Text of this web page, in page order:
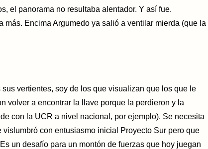
el panorama no resultaba alentador. Y así fue.
más. Encima Argumedo ya salió a ventilar mierda (que la
vertientes, soy de los que visualizan que los que le
volver a encontrar la llave porque la perdieron y la
con la UCR a nivel nacional, por ejemplo). Se necesita
con entusiasmo inicial Proyecto Sur pero que
un desafío para un montón de fuerzas que hoy juegan